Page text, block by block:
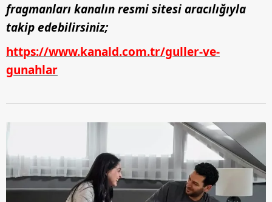
fragmanları kanalın resmi sitesi aracılığıyla
takip edebilirsiniz;
https://www.kanald.com.tr/guller-ve-
gunahlar